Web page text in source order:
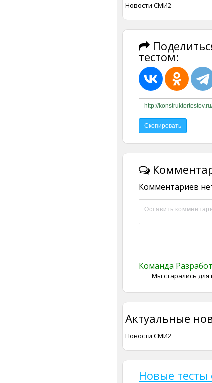
Новости СМИ2
тестом:
Комментариев
Команда
Мы старались для
Актуальные
Новости СМИ2
Новые тесты